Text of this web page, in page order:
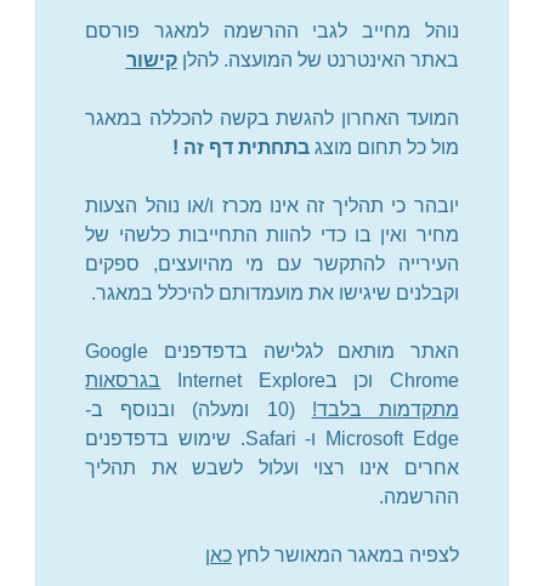
נוהל מחייב לגבי ההרשמה למאגר פורסם
באתר האינטרנט של המועצה. להלןקישור
המועד האחרון להגשת בקשה להכללה במאגר
מול כל תחום מוצגבתחתית דף זה !
יובהר כי תהליך זה אינו מכרז ו/או נוהל הצעות
מחיר ואין בו כדי להוות התחייבות כלשהי של
העירייה להתקשר עם מי מהיועצים, ספקים
וקבלנים שיגישו את מועמדותם להיכלל במאגר.
האתר מותאם לגלישה בדפדפנים Google
Chrome וכן בInternet Explore
בגרסאות
מתקדמות בלבד! (10 ומעלה) ובנוסף ב-
Microsoft Edge
ו- Safari. שימוש בדפדפנים
אחרים אינו רצוי ועלול לשבש את תהליך
ההרשמה.
לצפיה במאגר המאושר לחץכאן